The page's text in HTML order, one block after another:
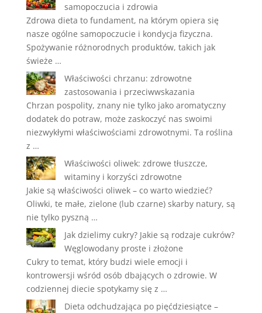
samopoczucia i zdrowia
Zdrowa dieta to fundament, na którym opiera się
nasze ogólne samopoczucie i kondycja fizyczna.
Spożywanie różnorodnych produktów, takich jak
świeże …
Właściwości chrzanu: zdrowotne
zastosowania i przeciwwskazania
Chrzan pospolity, znany nie tylko jako aromatyczny
dodatek do potraw, może zaskoczyć nas swoimi
niezwykłymi właściwościami zdrowotnymi. Ta roślina
z …
Właściwości oliwek: zdrowe tłuszcze,
witaminy i korzyści zdrowotne
Jakie są właściwości oliwek – co warto wiedzieć?
Oliwki, te małe, zielone (lub czarne) skarby natury, są
nie tylko pyszną …
Jak dzielimy cukry? Jakie są rodzaje cukrów?
Węglowodany proste i złożone
Cukry to temat, który budzi wiele emocji i
kontrowersji wśród osób dbających o zdrowie. W
codziennej diecie spotykamy się z …
Dieta odchudzająca po pięćdziesiątce –